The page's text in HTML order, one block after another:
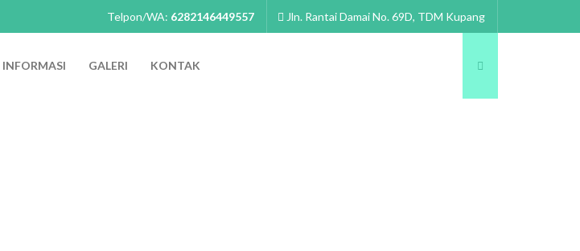
Telpon/WA: 6282146449557 Jln. Rantai Damai No. 69D, TDM Kupang
INFORMASI GALERI KONTAK